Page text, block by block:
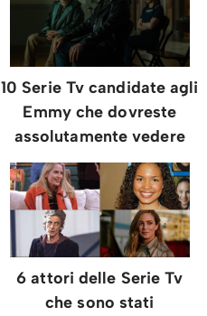
10 Serie Tv candidate agli
Emmy che dovreste
assolutamente vedere
6 attori delle Serie Tv
che sono stati